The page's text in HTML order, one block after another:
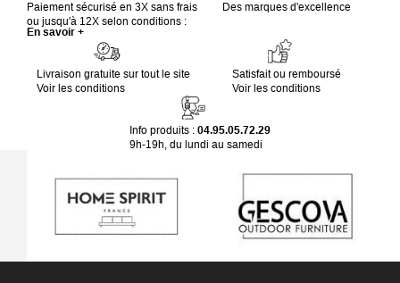
Paiement sécurisé en 3X sans frais
ou jusqu'à 12X selon conditions :
En savoir +
Des marques d'excellence
Livraison gratuite sur tout le site
Voir les conditions
Satisfait ou remboursé
Voir les conditions
Info produits : 04.95.05.72.29
9h-19h, du lundi au samedi